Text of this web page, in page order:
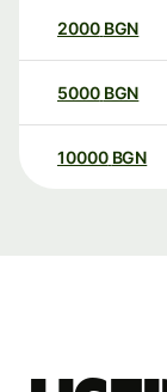
2000 BGN
5000 BGN
10000 BGN